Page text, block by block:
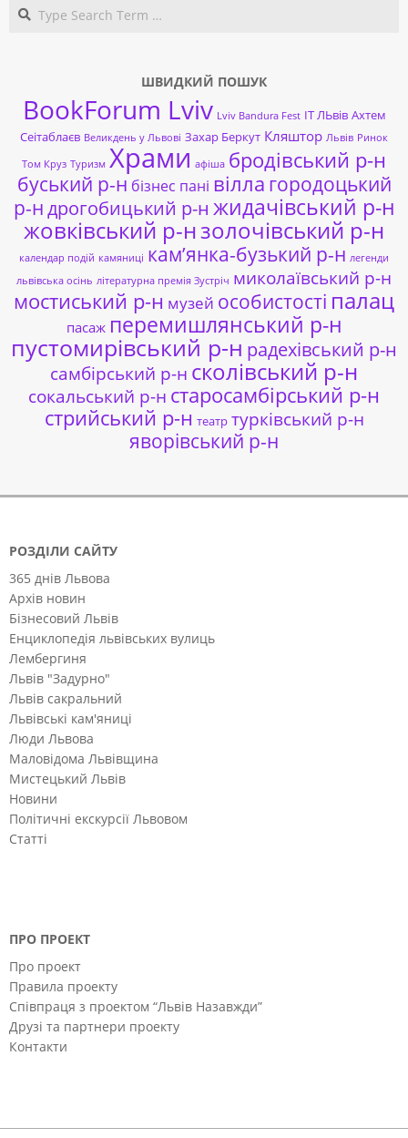
ШВИДКИЙ ПОШУК
BookForum Lviv Lviv Bandura Fest ІТ ЛЬвів Ахтем
Сеітаблаєв Великдень у Львові Захар Беркут Кляштор Львів Ринок
Том Круз Туризм Храми афіша бродівський р-н
буський р-н бізнес пані вілла городоцький
р-ндрогобицький р-н жидачівський р-н
жовківський р-нзолочівський р-н
календар подій камяниці кам’янка-бузький р-н легенди
львівська осінь літературна премія Зустріч миколаївський р-н
мостиський р-н музей особистості палац
пасаж перемишлянський р-н
пустомирівський р-н радехівський р-н
самбірський р-н сколівський р-н
сокальський р-н старосамбірський р-н
стрийський р-н театр турківський р-н
яворівський р-н
РОЗДІЛИ САЙТУ
365 днів Львова
Архів новин
Бізнесовий Львів
Енциклопедія львівських вулиць
Лембергиня
Львів "Задурно"
Львів сакральний
Львівські кам'яниці
Люди Львова
Маловідома Львівщина
Мистецький Львів
Новини
Політичні екскурсії Львовом
Статті
ПРО ПРОЕКТ
Про проект
Правила проекту
Співпраця з проектом “Львів Назавжди”
Друзі та партнери проекту
Контакти